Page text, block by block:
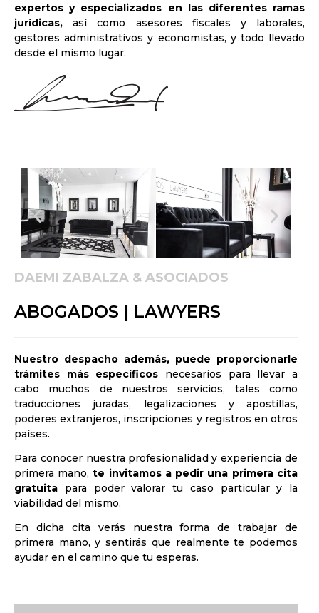
expertos y especializados en las diferentes ramas
jurídicas, así como asesores fiscales y laborales,
gestores administrativos y economistas, y todo llevado
desde el mismo lugar.
DAEMI ZABALZA & ASOCIADOS
ABOGADOS | LAWYERS
Nuestro despacho además, puede proporcionarle
trámites más específicos necesarios para llevar a
cabo muchos de nuestros servicios, tales como
traducciones juradas, legalizaciones y apostillas,
poderes extranjeros, inscripciones y registros en otros
países.
Para conocer nuestra profesionalidad y experiencia de
primera mano, te invitamos a pedir una primera cita
gratuita para poder valorar tu caso particular y la
viabilidad del mismo.
En dicha cita verás nuestra forma de trabajar de
primera mano, y sentirás que realmente te podemos
ayudar en el camino que tu esperas.